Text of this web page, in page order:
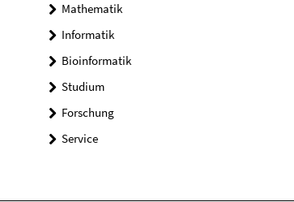
Mathematik
Informatik
Bioinformatik
Studium
Forschung
Service